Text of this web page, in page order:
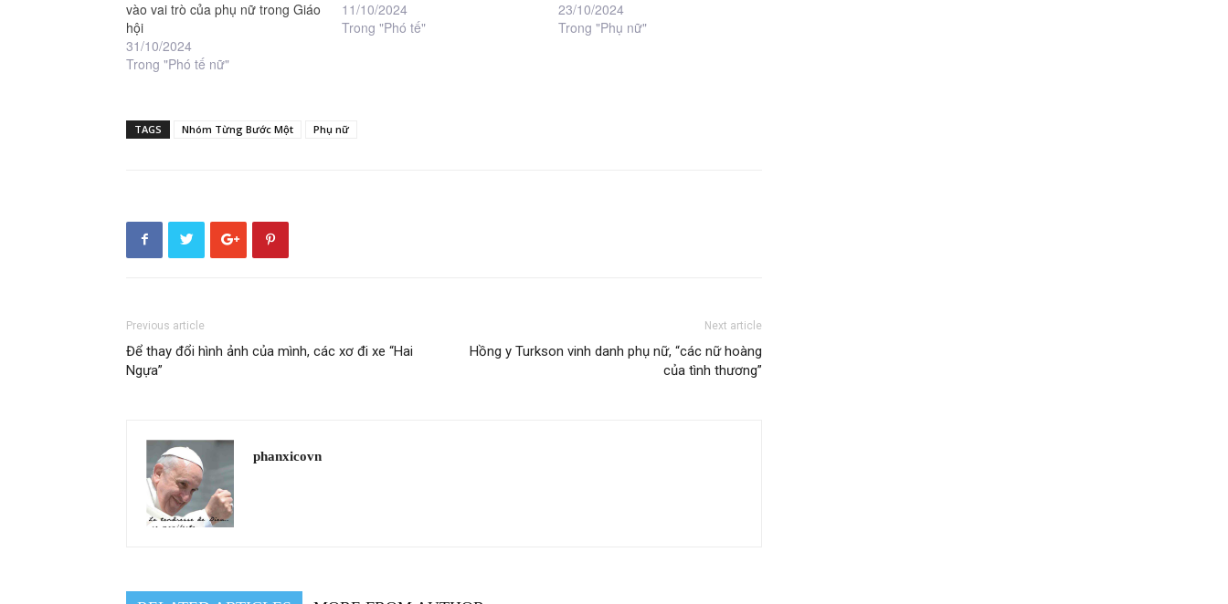
vào vai trò của phụ nữ trong Giáo
hội
31/10/2024
Trong "Phó tế nữ"
11/10/2024
Trong "Phó tế"
23/10/2024
Trong "Phụ nữ"
TAGS Nhóm Từng Bước Một Phụ nữ
Previous article
Để thay đổi hình ảnh của mình, các xơ đi xe “Hai
Ngựa”
Next article
Hồng y Turkson vinh danh phụ nữ, “các nữ hoàng
của tình thương”
phanxicovn